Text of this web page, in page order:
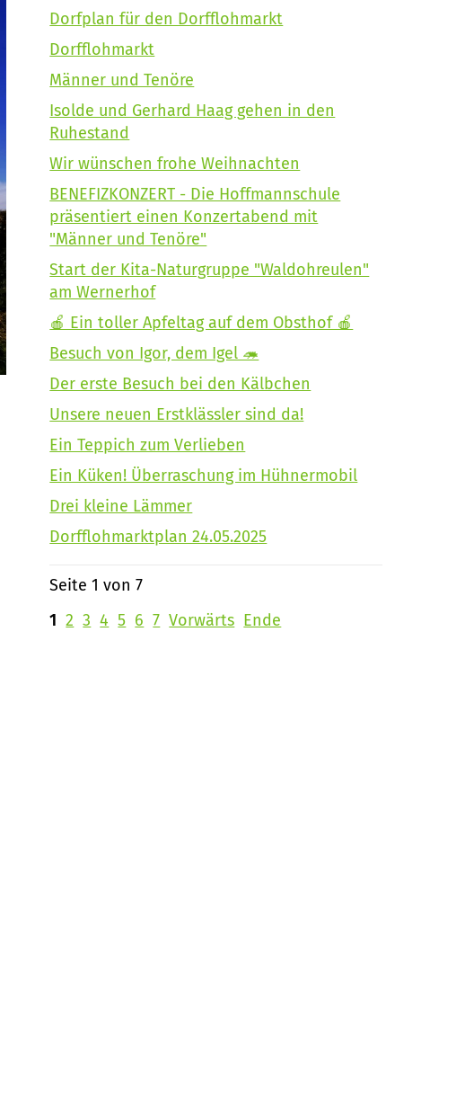
Dorfplan für den Dorfflohmarkt
Dorfflohmarkt
Männer und Tenöre
Isolde und Gerhard Haag gehen in den
Ruhestand
Wir wünschen frohe Weihnachten
BENEFIZKONZERT - Die Hoffmannschule
präsentiert einen Konzertabend mit
"Männer und Tenöre"
Start der Kita-Naturgruppe "Waldohreulen"
am Wernerhof
🍎 Ein toller Apfeltag auf dem Obsthof 🍎
Besuch von Igor, dem Igel 🦔
Der erste Besuch bei den Kälbchen
Unsere neuen Erstklässler sind da!
Ein Teppich zum Verlieben
Ein Küken! Überraschung im Hühnermobil
Drei kleine Lämmer
Dorfflohmarktplan 24.05.2025
Seite 1 von 7
1 2 3 4 5 6 7 Vorwärts Ende